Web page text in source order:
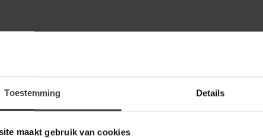
Toestemming Details
maakt gebruik van cookies